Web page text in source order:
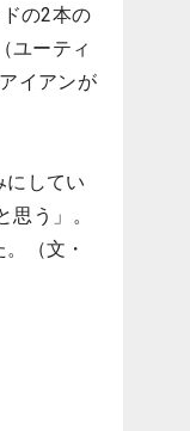
の2本の
ユーティ
イアンが
にしてい
う」。
（文・